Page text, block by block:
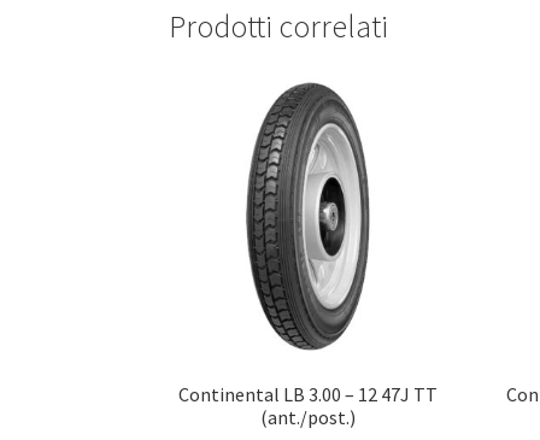
Prodotti correlati
Continental LB 3.00 – 12 47J TT
(ant./post.)